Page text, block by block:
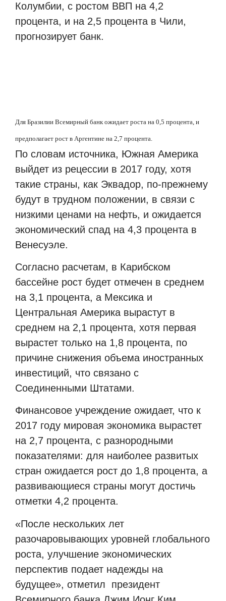
Колумбии, с ростом ВВП на 4,2
процента, и на 2,5 процента в Чили,
прогнозирует банк.
Для Бразилии Всемирный банк ожидает роста на 0,5 процента, и
предполагает рост в Аргентине на 2,7 процента.
По словам источника, Южная Америка
выйдет из рецессии в 2017 году, хотя
такие страны, как Эквадор, по-прежнему
будут в трудном положении, в связи с
низкими ценами на нефть, и ожидается
экономический спад на 4,3 процента в
Венесуэле.
Согласно расчетам, в Карибском
бассейне рост будет отмечен в среднем
на 3,1 процента, а Мексика и
Центральная Америка вырастут в
среднем на 2,1 процента, хотя первая
вырастет только на 1,8 процента, по
причине снижения объема иностранных
инвестиций, что связано с
Соединенными Штатами.
Финансовое учреждение ожидает, что к
2017 году мировая экономика вырастет
на 2,7 процента, с разнородными
показателями: для наиболее развитых
стран ожидается рост до 1,8 процента, а
развивающиеся страны могут достичь
отметки 4,2 процента.
«После нескольких лет
разочаровывающих уровней глобального
роста, улучшение экономических
перспектив подает надежды на
будущее», отметил
президент